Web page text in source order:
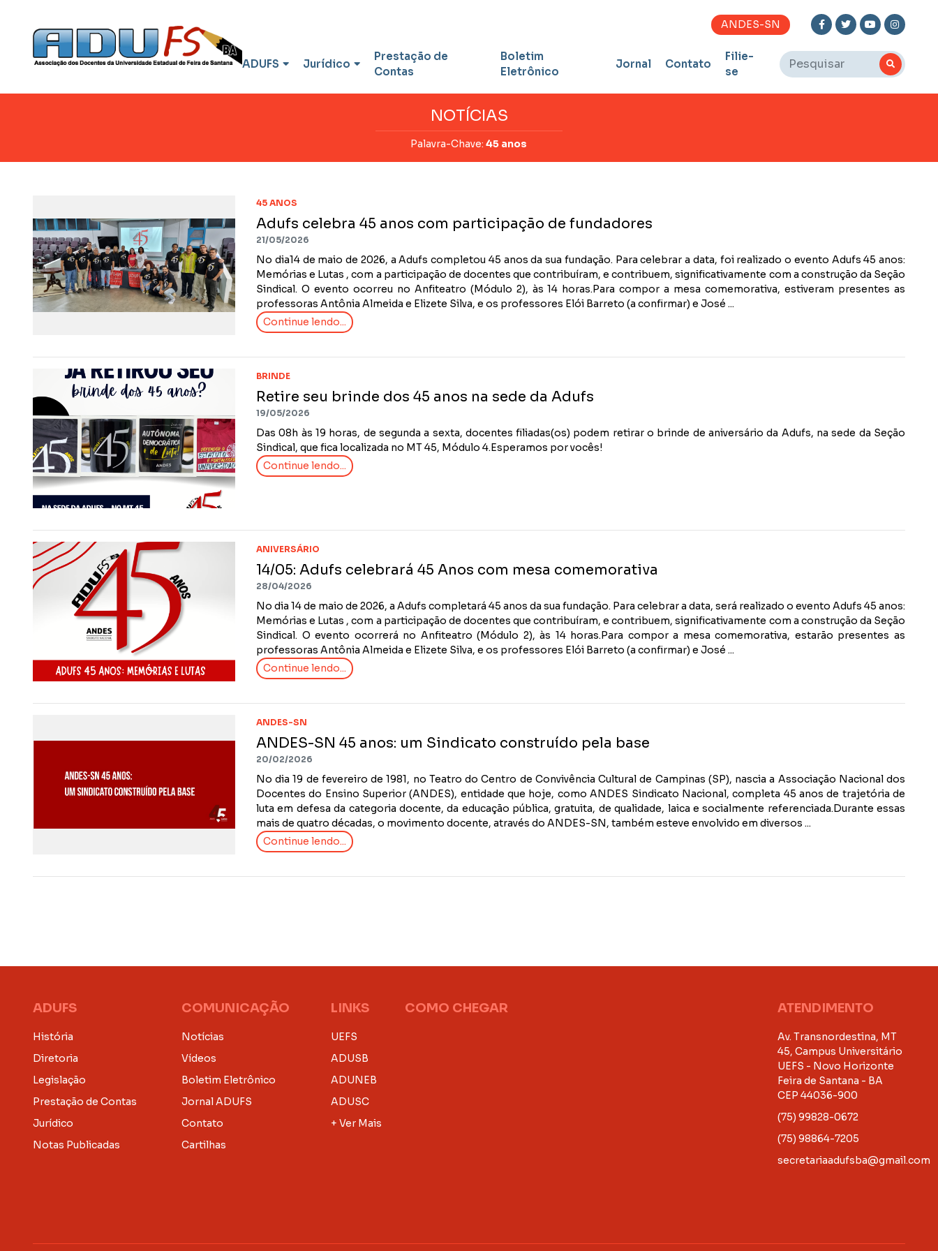
ANDES-SN
ADUFS Jurídico
Prestação de
Contas
Boletim
Eletrônico
Jornal Contato
Filie-
se
NOTÍCIAS
Palavra-Chave:45 anos
45 ANOS
Adufs celebra 45 anos com participação de fundadores
21/05/2026
No dia14 de maio de 2026, a Adufs completou 45 anos da sua fundação. Para celebrar a data, foi realizado o evento Adufs 45 anos:
Memórias e Lutas , com a participação de docentes que contribuíram, e contribuem, significativamente com a construção da Seção
Sindical. O evento ocorreu no Anfiteatro (Módulo 2), às 14 horas.Para compor a mesa comemorativa, estiveram presentes as
professoras Antônia Almeida e Elizete Silva, e os professores Elói Barreto (a confirmar) e José ...
Continue lendo...
BRINDE
Retire seu brinde dos 45 anos na sede da Adufs
19/05/2026
Das 08h às 19 horas, de segunda a sexta, docentes filiadas(os) podem retirar o brinde de aniversário da Adufs, na sede da Seção
Sindical, que fica localizada no MT 45, Módulo 4.Esperamos por vocês!
Continue lendo...
ANIVERSÁRIO
14/05: Adufs celebrará 45 Anos com mesa comemorativa
28/04/2026
No dia 14 de maio de 2026, a Adufs completará 45 anos da sua fundação. Para celebrar a data, será realizado o evento Adufs 45 anos:
Memórias e Lutas , com a participação de docentes que contribuíram, e contribuem, significativamente com a construção da Seção
Sindical. O evento ocorrerá no Anfiteatro (Módulo 2), às 14 horas.Para compor a mesa comemorativa, estarão presentes as
professoras Antônia Almeida e Elizete Silva, e os professores Elói Barreto (a confirmar) e José ...
Continue lendo...
ANDES-SN
ANDES-SN 45 anos: um Sindicato construído pela base
20/02/2026
No dia 19 de fevereiro de 1981, no Teatro do Centro de Convivência Cultural de Campinas (SP), nascia a Associação Nacional dos
Docentes do Ensino Superior (ANDES), entidade que hoje, como ANDES Sindicato Nacional, completa 45 anos de trajetória de
luta em defesa da categoria docente, da educação pública, gratuita, de qualidade, laica e socialmente referenciada.Durante essas
mais de quatro décadas, o movimento docente, através do ANDES-SN, também esteve envolvido em diversos ...
Continue lendo...
ADUFS
História
Diretoria
Legislação
Prestação de Contas
Jurídico
Notas Publicadas
COMUNICAÇÃO
Notícias
Vídeos
Boletim Eletrônico
Jornal ADUFS
Contato
Cartilhas
LINKS
UEFS
ADUSB
ADUNEB
ADUSC
+ Ver Mais
COMO CHEGAR ATENDIMENTO
Av. Transnordestina, MT
45, Campus Universitário
UEFS - Novo Horizonte
Feira de Santana - BA
CEP 44036-900
(75) 99828-0672
(75) 98864-7205
secretariaadufsba@gmail.com